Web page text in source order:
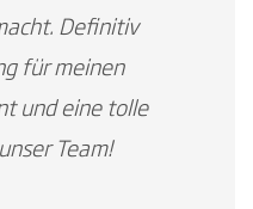
Definitiv
für meinen
und eine tolle
Team!